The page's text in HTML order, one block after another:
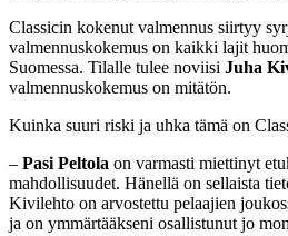
Classicin kokenut valmennus siirtyy
valmennuskokemus on kaikki lajit
Suomessa. Tilalle tulee noviisi Juha
valmennuskokemus on mitätön.
Kuinka suuri riski ja uhka tämä on
– Pasi Peltola on varmasti miettinyt
mahdollisuudet. Hänellä on sellaista
Kivilehto on arvostettu pelaajien
ja on ymmärtääkseni osallistunut jo